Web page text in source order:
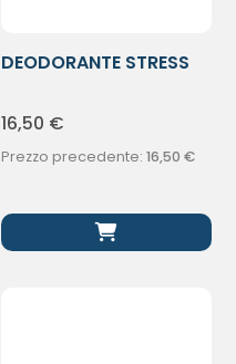
DEODORANTE STRESS
16,50 €
Prezzo precedente: 16,50 €